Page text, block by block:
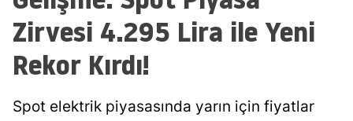
Zirvesi 4.295 Lira ile Yeni
Rekor Kırdı!
Spot elektrik piyasasında yarın için fiyatlar